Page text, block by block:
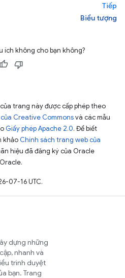
Tiếp
Biểu tượng
ích không cho bạn không?
trang này được cấp phép theo
Creative Commonsvà các mẫu
Giấy phép Apache 2.0. Để biết
khảo Chính sách trang web của
hiệu đã đăng ký của Oracle
07-16 UTC.
dựng những
nhanh và
trình duyệt
bạn. Trang